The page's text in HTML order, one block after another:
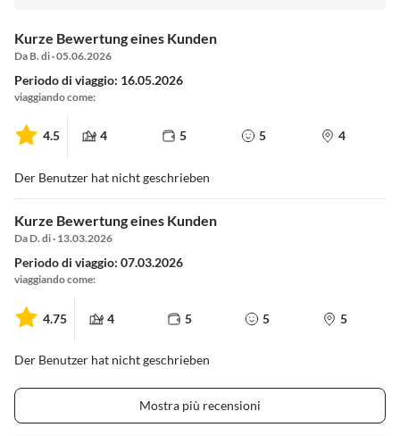
Kurze Bewertung eines Kunden
Da B. di · 05.06.2026
Periodo di viaggio: 16.05.2026
viaggiando come:
4.5 4 5 5 4
Der Benutzer hat nicht geschrieben
Kurze Bewertung eines Kunden
Da D. di · 13.03.2026
Periodo di viaggio: 07.03.2026
viaggiando come:
4.75 4 5 5 5
Der Benutzer hat nicht geschrieben
Mostra più recensioni